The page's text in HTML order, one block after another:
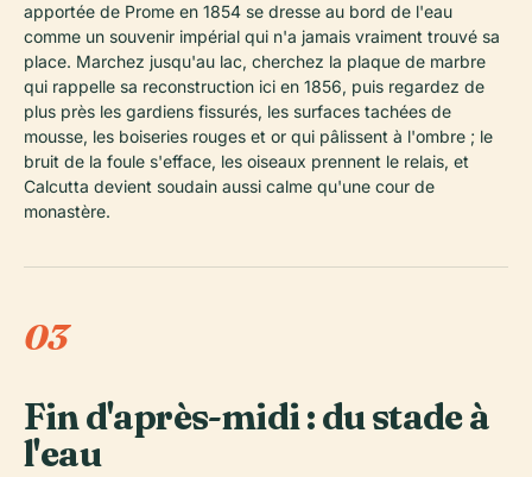
apportée de Prome en 1854 se dresse au bord de l'eau
comme un souvenir impérial qui n'a jamais vraiment trouvé sa
place. Marchez jusqu'au lac, cherchez la plaque de marbre
qui rappelle sa reconstruction ici en 1856, puis regardez de
plus près les gardiens fissurés, les surfaces tachées de
mousse, les boiseries rouges et or qui pâlissent à l'ombre ; le
bruit de la foule s'efface, les oiseaux prennent le relais, et
Calcutta devient soudain aussi calme qu'une cour de
monastère.
03
Fin d'après-midi : du stade à
l'eau